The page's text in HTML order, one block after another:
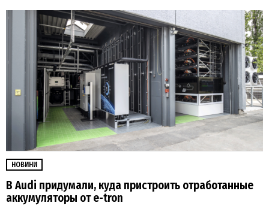
НОВИНИ
В Audi придумали, куда пристроить отработанные
аккумуляторы от e-tron